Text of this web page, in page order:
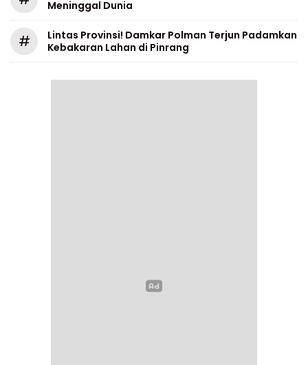
Meninggal Dunia
#
Lintas Provinsi! Damkar Polman Terjun Padamkan
Kebakaran Lahan di Pinrang